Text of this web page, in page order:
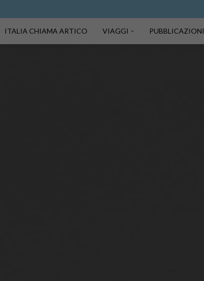
ITALIA CHIAMA ARTICO VIAGGI PUBBLICAZIONI